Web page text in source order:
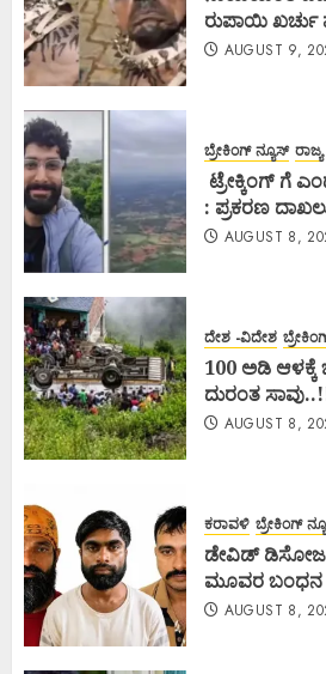
ರುಪಾಯಿ
AUGUST 9,
ಬ್ರೇಕಿಂಗ್ ನ್ಯೂಸ್ ರಾಜ್ಯ
ಟ್ರೇಕ್ಕಿಂಗ್ ಗೆ
: ಪ್ರಕರಣ
AUGUST 8,
ದೇಶ -ವಿದೇಶ
100 ಅಡಿ
ದುರಂತ
AUGUST 8,
ಕರಾವಳಿ ಬ್ರೇಕಿಂಗ್
ಡೇವಿಡ್ ಡಿಸೋಜ
ಮೂವರ ಬಂಧನ
AUGUST 8,